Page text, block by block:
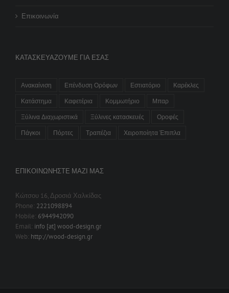
Επικοινωνία
ΚΑΤΑΣΚΕΥΆΖΟΥΜΕ ΓΙΑ ΕΣΆΣ
Ανακαίνιση Επένδυση Ορόφων Εστιατόριο Καρέκλες
Κατάστημα Καφετέρια Κομμωτήριο Μπαρ
Ξύλινα Διαχωριστικά Ξύλινες κατασκευές Οροφές
Πάγκοι Πόρτες Τραπέζια Χειροποίητα Έπιπλα
ΕΠΙΚΟΙΝΩΝΉΣΤΕ ΜΑΖΊ ΜΑΣ
Κώτσου 16, Δροσιά Χαλκίδας
Phone: 2221098894
Mobile: 6944942090
Email: info [at] wood-design.gr
Web: http://wood-design.gr